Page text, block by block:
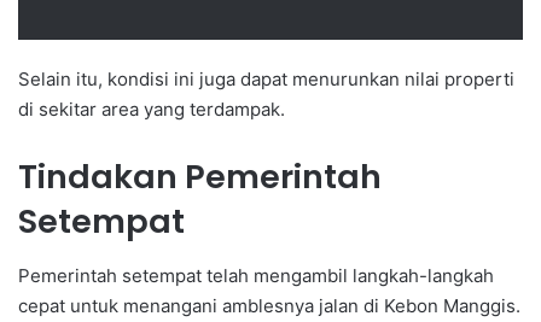
Selain itu, kondisi ini juga dapat menurunkan nilai properti
di sekitar area yang terdampak.
Tindakan Pemerintah
Setempat
Pemerintah setempat telah mengambil langkah-langkah
cepat untuk menangani amblesnya jalan di Kebon Manggis.